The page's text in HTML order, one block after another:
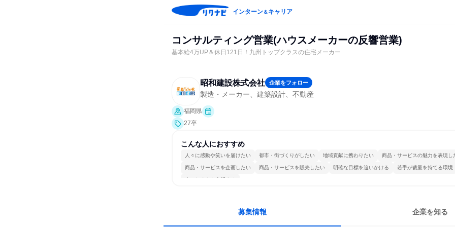
インターン＆キャリア
コンサルティング営業(ハウスメーカーの反響営業)
基本給4万UP＆休日121日！九州トップクラスの住宅メーカー
昭和建設株式会社 企業をフォロー
製造・メーカー、建築設計、不動産
福岡県
27卒
こんな人におすすめ
人々に感動や笑いを届けたい 都市・街づくりがしたい 地域貢献に携わりたい 商品・サービスの魅力を表現し
商品・サービスを企画したい 商品・サービスを販売したい 明確な目標を追いかける 若手が裁量を持てる環境
人とたくさん会話する
募集情報 企業を知る